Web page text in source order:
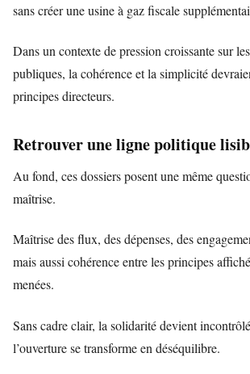
sans créer une usine à gaz fiscale
Dans un contexte de pression croissante sur
publiques, la cohérence et la simplicité
principes directeurs.
Retrouver une ligne politique
Au fond, ces dossiers posent une même
maîtrise.
Maîtrise des flux, des dépenses, des
mais aussi cohérence entre les principes
menées.
Sans cadre clair, la solidarité devient
l’ouverture se transforme en déséquilibre.